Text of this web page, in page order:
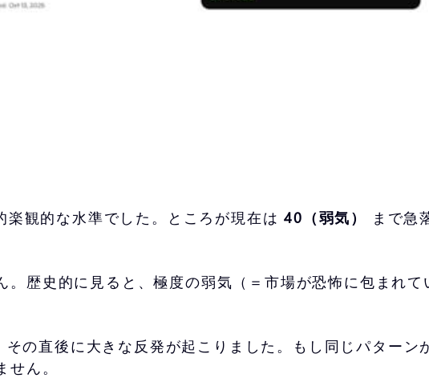
楽観的な水準でした。ところが現在は40 （弱気）
まで急
歴史的に見ると、極度の弱気（＝市場が恐怖に包まれ
の直後に大きな反発が起こりました。もし同じパターン
せん。